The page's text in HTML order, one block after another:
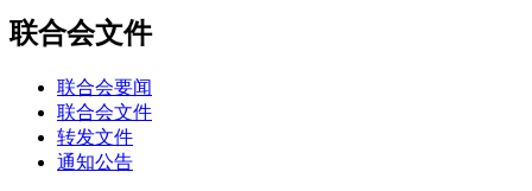
联合会文件
联合会要闻
联合会文件
转发文件
通知公告